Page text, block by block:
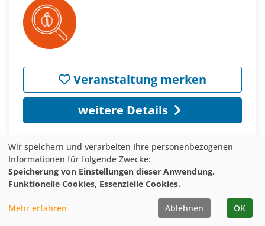
Veranstaltung merken
weitere Details
ANMELDUNG DIREKT BEI ANBIETER*IN
Eine protestantische Enklave
Wir speichern und verarbeiten Ihre personenbezogenen
Informationen für folgende Zwecke:
Speicherung von Einstellungen dieser Anwendung,
Funktionelle Cookies, Essenzielle Cookies.
Mehr erfahren Ablehnen OK